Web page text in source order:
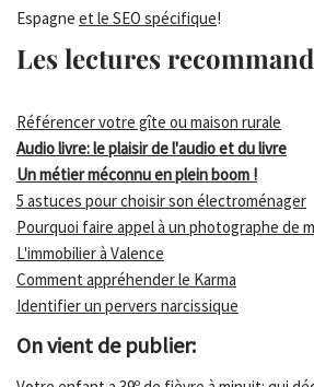
Espagne et le SEO spécifique!
Les lectures
Référencer votre gîte ou maison rurale
Audio livre: le plaisir de l'audio et du livre
Un métier méconnu en plein boom !
5 astuces pour choisir son électroménager
Pourquoi faire appel à un photographe de
L'immobilier à Valence
Comment appréhender le Karma
Identifier un pervers narcissique
On vient de publier: